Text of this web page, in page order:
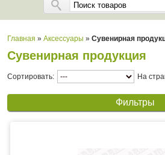
Главная » Аксессуары » Сувенирная
Сувенирная продукция
Сортировать: На
Фильтры